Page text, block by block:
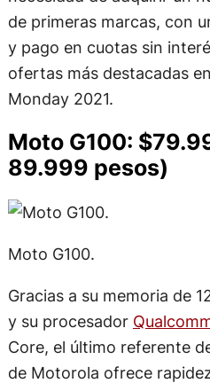
de primeras marcas, con
y pago en cuotas sin
ofertas más destacadas
Monday 2021.
Moto G100:
89.999 pesos)
Moto G100.
Gracias a su memoria de
y su procesador
Core, el último referente
de Motorola ofrece